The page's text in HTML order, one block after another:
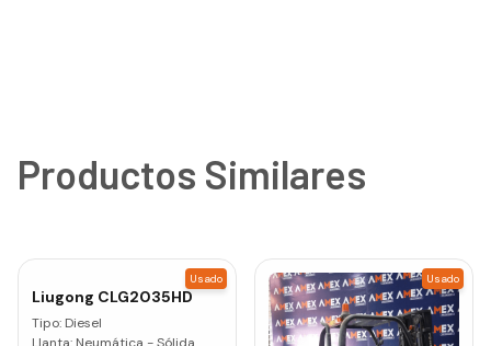
Productos Similares
Liugong CLG2035HD
Tipo: Diesel
Usado Usado